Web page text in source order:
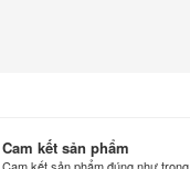
Cam kết sản phẩm